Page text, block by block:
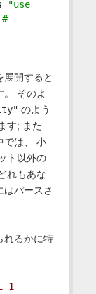
"use
開すると
。 そのよ
のよう
す; また
では、 小
ト以外の
れもあな
はパースさ
れるかに特
1